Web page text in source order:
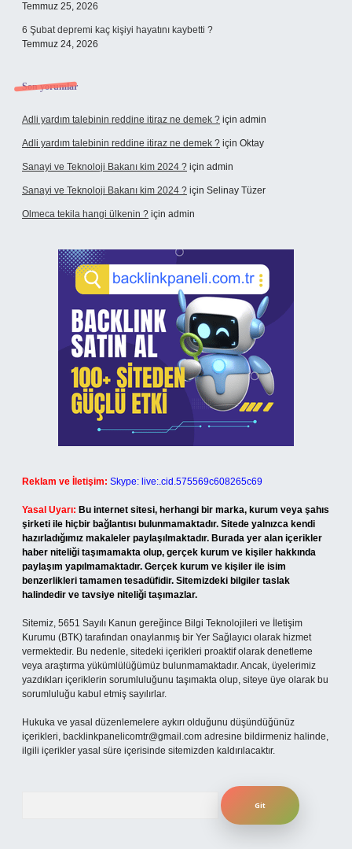
Temmuz 25, 2026
6 Şubat depremi kaç kişiyi hayatını kaybetti ?
Temmuz 24, 2026
Son yorumlar
Adli yardım talebinin reddine itiraz ne demek ? için admin
Adli yardım talebinin reddine itiraz ne demek ? için Oktay
Sanayi ve Teknoloji Bakanı kim 2024 ? için admin
Sanayi ve Teknoloji Bakanı kim 2024 ? için Selinay Tüzer
Olmeca tekila hangi ülkenin ? için admin
Reklam ve İletişim: Skype: live:.cid.575569c608265c69
Yasal Uyarı: Bu internet sitesi, herhangi bir marka, kurum veya şahıs
şirketi ile hiçbir bağlantısı bulunmamaktadır. Sitede yalnızca kendi
hazırladığımız makaleler paylaşılmaktadır. Burada yer alan içerikler
haber niteliği taşımamakta olup, gerçek kurum ve kişiler hakkında
paylaşım yapılmamaktadır. Gerçek kurum ve kişiler ile isim
benzerlikleri tamamen tesadüfidir. Sitemizdeki bilgiler taslak
halindedir ve tavsiye niteliği taşımazlar.
Sitemiz, 5651 Sayılı Kanun gereğince Bilgi Teknolojileri ve İletişim
Kurumu (BTK) tarafından onaylanmış bir Yer Sağlayıcı olarak hizmet
vermektedir. Bu nedenle, sitedeki içerikleri proaktif olarak denetleme
veya araştırma yükümlülüğümüz bulunmamaktadır. Ancak, üyelerimiz
yazdıkları içeriklerin sorumluluğunu taşımakta olup, siteye üye olarak bu
sorumluluğu kabul etmiş sayılırlar.
Hukuka ve yasal düzenlemelere aykırı olduğunu düşündüğünüz
içerikleri, backlinkpanelicomtr@gmail.com adresine bildirmeniz halinde,
ilgili içerikler yasal süre içerisinde sitemizden kaldırılacaktır.